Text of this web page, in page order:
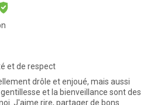
et de respect
drôle et enjoué, mais aussi
et la bienveillance sont des
J'aime rire, partager de bons